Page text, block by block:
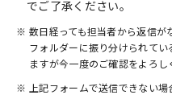
でご了承ください。
数日経っても担当者から返信
フォルダーに振り分けられて
ますが今一度のご確認をよろし
上記フォームで送信できない場